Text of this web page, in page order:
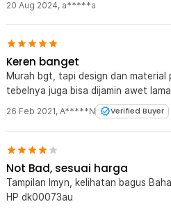
20 Aug 2024, a*****a
Keren banget
Murah bgt, tapi design dan material
tebelnya juga bisa dijamin awet lama
26 Feb 2021, A*****N Verified Buyer
Not Bad, sesuai harga
Tampilan lmyn, kelihatan bagus
HP dk00073au